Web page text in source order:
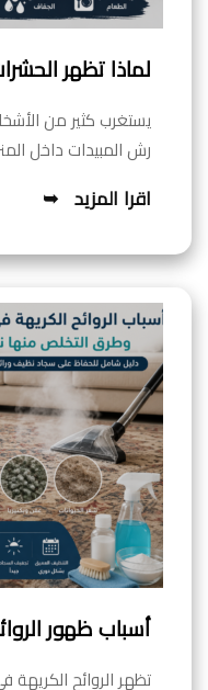
لماذا تظهر
يستغرب كثير من
رش المبيدات داخل
اقرا المزيد
أسباب ظهور
تظهر الروائح